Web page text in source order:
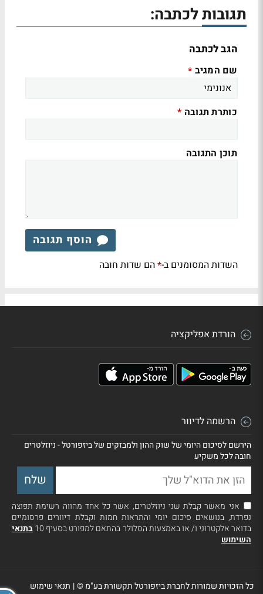
תגובות לכתבה:
הגב לכתבה
שם המגיב *
כותרת תגובה *
תוכן התגובה
הוסף תגובה
השדות המסומנים ב-*הם שדות חובה
הורדת אפליקציה
הרשמה לדיוור
הירשם לסיכום היומי של שוק ההון ולמבזקים של ביזפורטל - ניוזלטרים
חובה לכל משקיע
אני מאשר קבלת שני ניוזלטרים, אשר כל אחד מהווה רשימת תפוצה
נפרדת, בנושאים סיכום יומי והתראות חמות וקבלת דיוורים פרסומיים
בדואר אלקטרוני ו/ או באמצעות הסלולר בהתאם למפורט בסעיף 10
בתנאי
השימוש
כל הזכויות שמורות לחברת ביזפורטל תקשורת בע"מ ©| תנאי שימוש